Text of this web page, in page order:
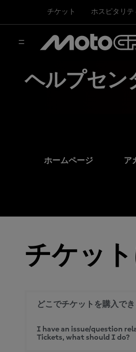
チケット ホスピタリテ
ヘルプセン
ホームページ ア
チケッ
どこでチケットを購入で
I have an issue/question
Tickets, what should I do?